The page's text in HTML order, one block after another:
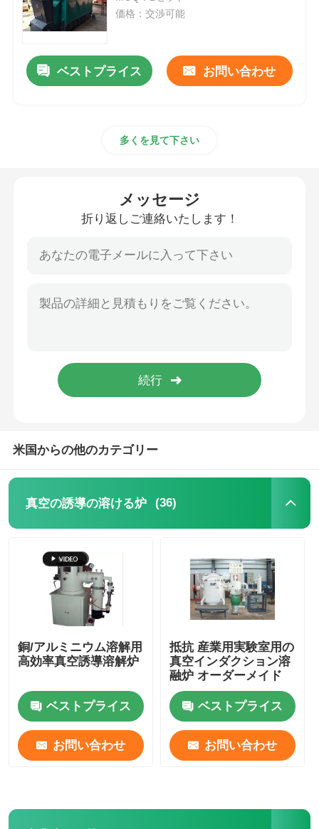
産業溶ける炉
ガラス和らげる炉
プラズマアーク炉
車の最下の炉
工業用温水ボイラー
燃費のボイラー
産業用実験室のオーブン
真空の乾燥オーブン
CCM 鋳造機
価格：交渉可能
ベストプライス お問い合わせ
多くを見て下さい
メッセージ
折り返しご連絡いたします！
米国からの他のカテゴリー
真空の誘導の溶ける炉 (36)
銅/アルミニウム溶解用
高効率真空誘導溶解炉
ベストプライス
お問い合わせ
抵抗 産業用実験室用の
真空インダクション溶
融炉 オーダーメイド
ベストプライス
お問い合わせ